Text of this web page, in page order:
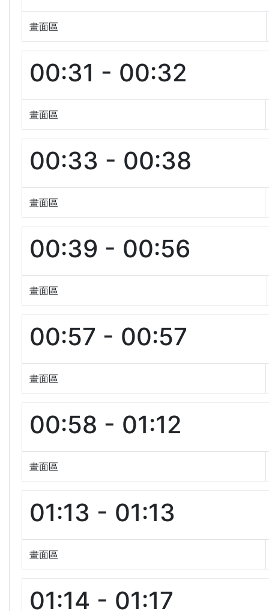
畫面區
00:31 - 00:32
畫面區
00:33 - 00:38
畫面區
00:39 - 00:56
畫面區
00:57 - 00:57
畫面區
00:58 - 01:12
畫面區
01:13 - 01:13
畫面區
01:14 - 01:17